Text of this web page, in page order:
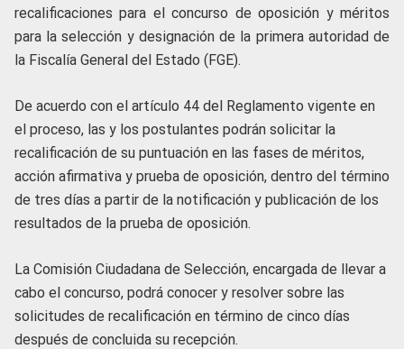
recalificaciones para el concurso de oposición y méritos
para la selección y designación de la primera autoridad de
la Fiscalía General del Estado (FGE).
De acuerdo con el artículo 44 del Reglamento vigente en
el proceso, las y los postulantes podrán solicitar la
recalificación de su puntuación en las fases de méritos,
acción afirmativa y prueba de oposición, dentro del término
de tres días a partir de la notificación y publicación de los
resultados de la prueba de oposición.
La Comisión Ciudadana de Selección, encargada de llevar a
cabo el concurso, podrá conocer y resolver sobre las
solicitudes de recalificación en término de cinco días
después de concluida su recepción.